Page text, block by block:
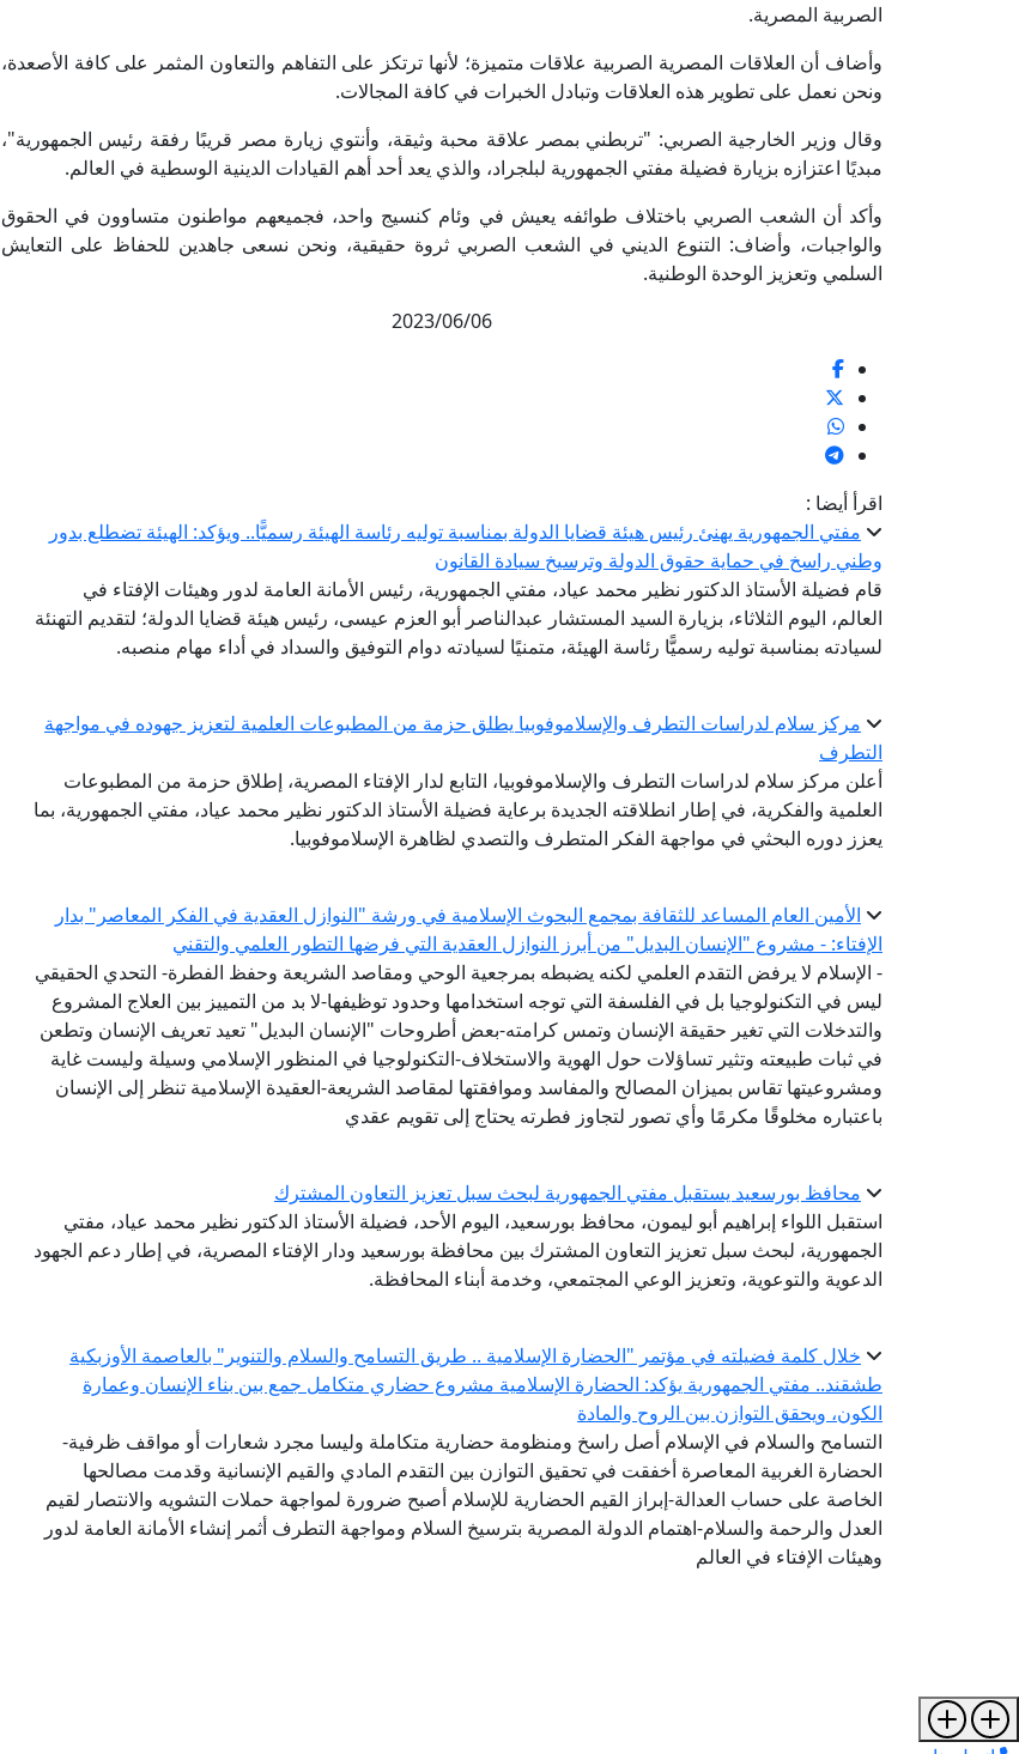
الصربية المصرية.
وأضاف أن العلاقات المصرية الصربية علاقات متميزة؛ لأنها ترتكز على التفاهم والتعاون المثمر على كافة الأصعدة،
ونحن نعمل على تطوير هذه العلاقات وتبادل الخبرات في كافة المجالات.
وقال وزير الخارجية الصربي: "تربطني بمصر علاقة محبة وثيقة، وأنتوي زيارة مصر قريبًا رفقة رئيس الجمهورية"،
مبديًا اعتزازه بزيارة فضيلة مفتي الجمهورية لبلجراد، والذي يعد أحد أهم القيادات الدينية الوسطية في العالم.
وأكد أن الشعب الصربي باختلاف طوائفه يعيش في وئام كنسيج واحد، فجميعهم مواطنون متساوون في الحقوق
والواجبات، وأضاف: التنوع الديني في الشعب الصربي ثروة حقيقية، ونحن نسعى جاهدين للحفاظ على التعايش
السلمي وتعزيز الوحدة الوطنية.
2023/06/06
اقرأ أيضا :
مفتي الجمهورية يهنئ رئيس هيئة قضايا الدولة بمناسبة توليه رئاسة الهيئة رسميًّا.. ويؤكد: الهيئة تضطلع بدور
وطني راسخ في حماية حقوق الدولة وترسيخ سيادة القانون
قام فضيلة الأستاذ الدكتور نظير محمد عياد، مفتي الجمهورية، رئيس الأمانة العامة لدور وهيئات الإفتاء في
العالم، اليوم الثلاثاء، بزيارة السيد المستشار عبدالناصر أبو العزم عيسى، رئيس هيئة قضايا الدولة؛ لتقديم التهنئة
لسيادته بمناسبة توليه رسميًّا رئاسة الهيئة، متمنيًا لسيادته دوام التوفيق والسداد في أداء مهام منصبه.
مركز سلام لدراسات التطرف والإسلاموفوبيا يطلق حزمة من المطبوعات العلمية لتعزيز جهوده في مواجهة
التطرف
أعلن مركز سلام لدراسات التطرف والإسلاموفوبيا، التابع لدار الإفتاء المصرية، إطلاق حزمة من المطبوعات
العلمية والفكرية، في إطار انطلاقته الجديدة برعاية فضيلة الأستاذ الدكتور نظير محمد عياد، مفتي الجمهورية، بما
يعزز دوره البحثي في مواجهة الفكر المتطرف والتصدي لظاهرة الإسلاموفوبيا.
الأمين العام المساعد للثقافة بمجمع البحوث الإسلامية في ورشة "النوازل العقدية في الفكر المعاصر" بدار
الإفتاء: - مشروع "الإنسان البديل" من أبرز النوازل العقدية التي فرضها التطور العلمي والتقني
- الإسلام لا يرفض التقدم العلمي لكنه يضبطه بمرجعية الوحي ومقاصد الشريعة وحفظ الفطرة- التحدي الحقيقي
ليس في التكنولوجيا بل في الفلسفة التي توجه استخدامها وحدود توظيفها-لا بد من التمييز بين العلاج المشروع
والتدخلات التي تغير حقيقة الإنسان وتمس كرامته-بعض أطروحات "الإنسان البديل" تعيد تعريف الإنسان وتطعن
في ثبات طبيعته وتثير تساؤلات حول الهوية والاستخلاف-التكنولوجيا في المنظور الإسلامي وسيلة وليست غاية
ومشروعيتها تقاس بميزان المصالح والمفاسد وموافقتها لمقاصد الشريعة-العقيدة الإسلامية تنظر إلى الإنسان
باعتباره مخلوقًا مكرمًا وأي تصور لتجاوز فطرته يحتاج إلى تقويم عقدي
محافظ بورسعيد يستقبل مفتي الجمهورية لبحث سبل تعزيز التعاون المشترك
استقبل اللواء إبراهيم أبو ليمون، محافظ بورسعيد، اليوم الأحد، فضيلة الأستاذ الدكتور نظير محمد عياد، مفتي
الجمهورية، لبحث سبل تعزيز التعاون المشترك بين محافظة بورسعيد ودار الإفتاء المصرية، في إطار دعم الجهود
الدعوية والتوعوية، وتعزيز الوعي المجتمعي، وخدمة أبناء المحافظة.
خلال كلمة فضيلته في مؤتمر "الحضارة الإسلامية .. طريق التسامح والسلام والتنوير" بالعاصمة الأوزبكية
طشقند.. مفتي الجمهورية يؤكد: الحضارة الإسلامية مشروع حضاري متكامل جمع بين بناء الإنسان وعمارة
الكون، ويحقق التوازن بين الروح والمادة
التسامح والسلام في الإسلام أصل راسخ ومنظومة حضارية متكاملة وليسا مجرد شعارات أو مواقف ظرفية-
الحضارة الغربية المعاصرة أخفقت في تحقيق التوازن بين التقدم المادي والقيم الإنسانية وقدمت مصالحها
الخاصة على حساب العدالة-إبراز القيم الحضارية للإسلام أصبح ضرورة لمواجهة حملات التشويه والانتصار لقيم
العدل والرحمة والسلام-اهتمام الدولة المصرية بترسيخ السلام ومواجهة التطرف أثمر إنشاء الأمانة العامة لدور
وهيئات الإفتاء في العالم